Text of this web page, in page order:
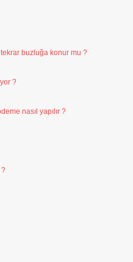
tekrar buzluğa konur mu ?
?
nasıl yapılır ?
?